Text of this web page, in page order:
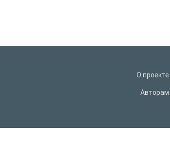
О проекте
Авторам